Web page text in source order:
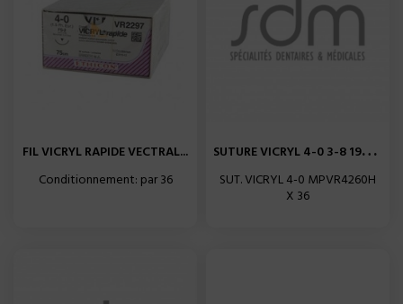
FIL VICRYL RAPIDE VECTRAL...
Conditionnement: par 36
S
UTURE VICRYL 4-0 3-8 19MM...
SUT. VICRYL 4-0 MPVR4260H
X 36